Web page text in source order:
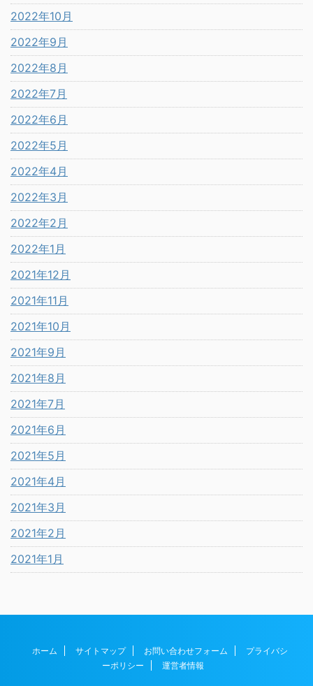
2022年10月
2022年9月
2022年8月
2022年7月
2022年6月
2022年5月
2022年4月
2022年3月
2022年2月
2022年1月
2021年12月
2021年11月
2021年10月
2021年9月
2021年8月
2021年7月
2021年6月
2021年5月
2021年4月
2021年3月
2021年2月
2021年1月
ホーム サイトマップ お問い合わせフォーム
プライバシ
ーポリシー
運営者情報